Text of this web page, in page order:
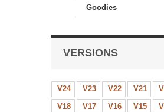
Goodies
VERSIONS
V24 V23 V22 V21
V18
V17 V16 V15